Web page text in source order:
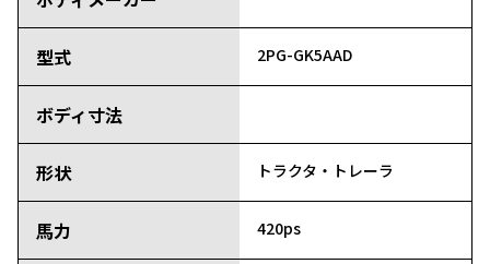
型式 2PG-GK5AAD
ボディ寸法
形状 トラクタ・トレーラ
馬力 420ps